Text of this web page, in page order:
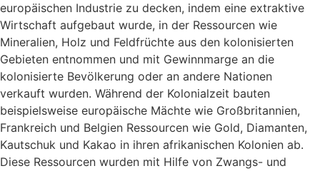
europäischen Industrie zu decken, indem eine extraktive
Wirtschaft aufgebaut wurde, in der Ressourcen wie
Mineralien, Holz und Feldfrüchte aus den kolonisierten
Gebieten entnommen und mit Gewinnmarge an die
kolonisierte Bevölkerung oder an andere Nationen
verkauft wurden. Während der Kolonialzeit bauten
beispielsweise europäische Mächte wie Großbritannien,
Frankreich und Belgien Ressourcen wie Gold, Diamanten,
Kautschuk und Kakao in ihren afrikanischen Kolonien ab.
Diese Ressourcen wurden mit Hilfe von Zwangs- und